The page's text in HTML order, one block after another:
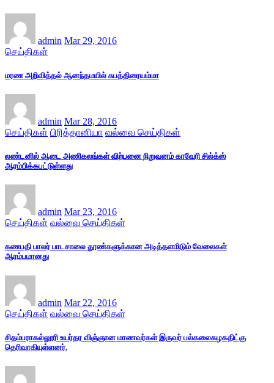
admin Mar 29, 2016
செய்திகள்
மரண அறிவித்தல் ஆனந்தமயில் சுபத்திரையம்மா
admin Mar 28, 2016
செய்திகள் பிரித்தானியா வல்வை செய்திகள்
லண்டனில் ஆடை அணிகலங்கள் விற்பனை நிறுவனம் காவேரி சில்க்ஸ்
ஆரம்பிக்கபட்டுள்ளது
admin Mar 23, 2016
செய்திகள் வல்வை செய்திகள்
கணபதி பாலர் பாடசாலை தூண்களுக்கான அடித்தளமிடும் வேலைகள்
ஆரம்பமானது
admin Mar 22, 2016
செய்திகள் வல்வை செய்திகள்
சிதம்பராகல்லூரி உயர்தர விஞ்ஞான மாணவர்கள் இருவர் பல்கலைகழகதிட்கு
தெரிவாகியுள்ளனர்.